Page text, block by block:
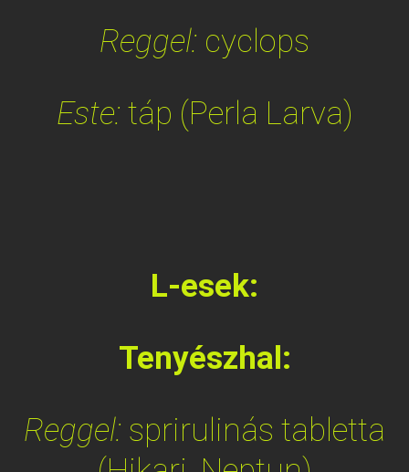
Reggel: cyclops
Este: táp (Perla Larva)
L-esek:
Tenyészhal:
Reggel: sprirulinás tabletta